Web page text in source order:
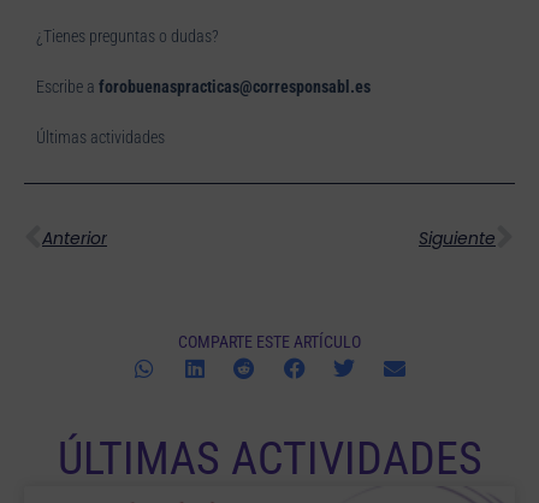
¿Tienes preguntas o dudas?
Escribe a forobuenaspracticas@corresponsabl.es
Últimas actividades
Ant
Anterior Siguiente
COMPARTE ESTE ARTÍCULO
ÚLTIMAS ACTIVIDADES